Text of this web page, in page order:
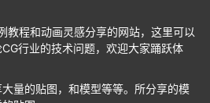
教程和动画灵感分享的网站，这里可以
行业的技术问题，欢迎大家踊跃体
量的贴图，和模型等等。所分享的模